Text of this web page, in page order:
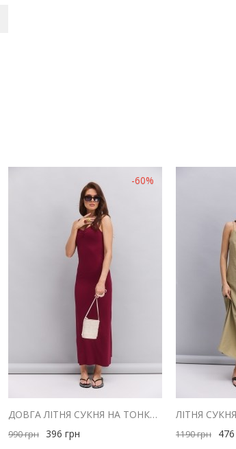
-60%
ДОВГА ЛІТНЯ СУКНЯ НА ТОНКИХ БРЕТЕЛЯХ БОРДОВА З ДРАПІРУВАННЯМ НА ГРУДЯХ
990грн 396 грн 1190грн 476